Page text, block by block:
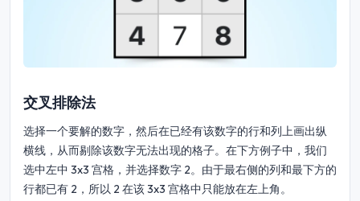
交叉排除法
选择一个要解的数字，然后在已经有该数字的行和列上画出纵
横线，从而剔除该数字无法出现的格子。在下方例子中，我们
选中左中 3x3 宫格，并选择数字 2。由于最右侧的列和最下方的
行都已有 2，所以 2 在该 3x3 宫格中只能放在左上角。